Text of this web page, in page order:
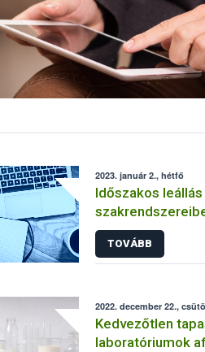
2023. január 2., hétfő
Időszakos leállás
TOVÁBB
2022. december 22.,
Kedvezőtlen
laboratóriumok